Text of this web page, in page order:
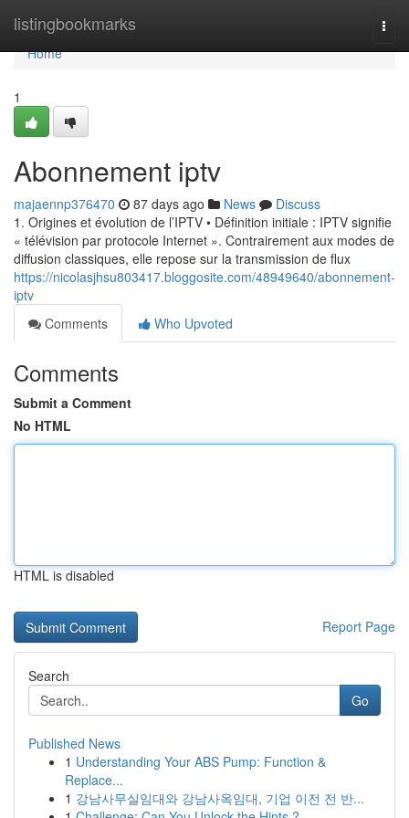
listingbookmarks
Home
Home
1
Abonnement iptv
majaennp376470 87 days ago News
Discuss
1. Origines et évolution de l’IPTV • Définition initiale : IPTV signifie
« télévision par protocole Internet ». Contrairement aux modes de
diffusion classiques, elle repose sur la transmission de flux
https://nicolasjhsu803417.bloggosite.com/48949640/abonnement-
iptv
Comments
Who Upvoted
Comments
Submit a Comment
No HTML
HTML is disabled
Report Page
Search
Go
Published News
1 Understanding Your ABS Pump: Function &
Replace...
1 강남사무실임대와 강남사옥임대, 기업 이전 전 반...